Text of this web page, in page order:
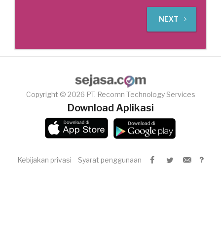
NEXT
Copyright © 2026 PT. Recomn Technology Services
Download Aplikasi
Kebijakan privasi Syarat penggunaan